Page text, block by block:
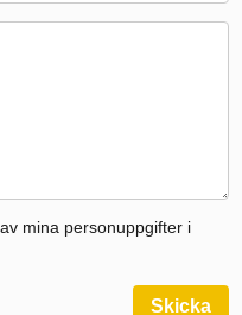
mina personuppgifter i
Skicka